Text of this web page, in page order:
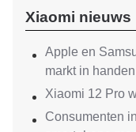
Xiaomi nieuws
Apple en
markt in handen
Xiaomi 12 Pro
Consumenten